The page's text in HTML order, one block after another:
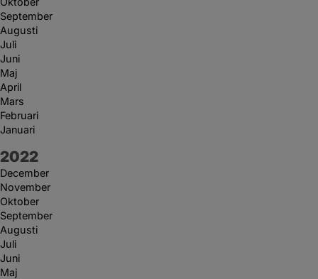
September
Augusti
Juli
Juni
Maj
April
Mars
Februari
Januari
År:
2022
December
November
Oktober
September
Augusti
Juli
Juni
Maj